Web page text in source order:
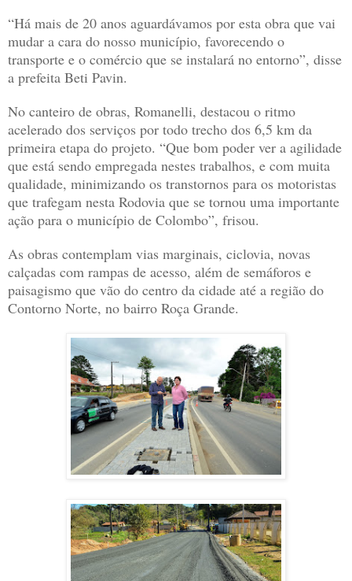
“Há mais de 20 anos aguardávamos por esta obra que vai
mudar a cara do nosso município, favorecendo o
transporte e o comércio que se instalará no entorno”, disse
a prefeita Beti Pavin.
No canteiro de obras, Romanelli, destacou o ritmo
acelerado dos serviços por todo trecho dos 6,5 km da
primeira etapa do projeto. “Que bom poder ver a agilidade
que está sendo empregada nestes trabalhos, e com muita
qualidade, minimizando os transtornos para os motoristas
que trafegam nesta Rodovia que se tornou uma importante
ação para o município de Colombo”, frisou.
As obras contemplam vias marginais, ciclovia, novas
calçadas com rampas de acesso, além de semáforos e
paisagismo que vão do centro da cidade até a região do
Contorno Norte, no bairro Roça Grande.